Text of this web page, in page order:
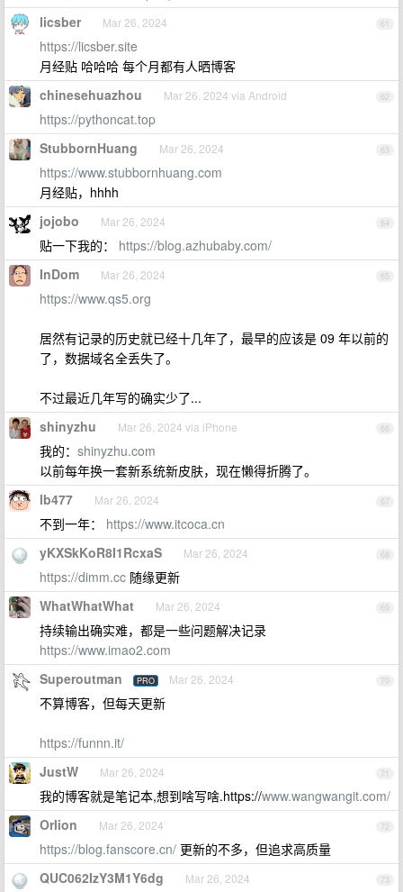
61
licsber Mar 26, 2024
https://licsber.site
月经贴 哈哈哈 每个月都有人晒博客
62
chinesehuazhou Mar 26, 2024 via Android
https://pythoncat.top
63
StubbornHuang Mar 26, 2024
https://www.stubbornhuang.com
月经贴，hhhh
64
jojobo Mar 26, 2024
贴一下我的： https://blog.azhubaby.com/
65
InDom Mar 26, 2024
https://www.qs5.org
居然有记录的历史就已经十几年了，最早的应该是 09 年以前的
了，数据域名全丢失了。
不过最近几年写的确实少了...
66
shinyzhu Mar 26, 2024 via iPhone
我的： shinyzhu.com
以前每年换一套新系统新皮肤，现在懒得折腾了。
67
lb477 Mar 26, 2024
不到一年： https://www.itcoca.cn
68
yKXSkKoR8I1RcxaS Mar 26, 2024
https://dimm.cc 随缘更新
69
WhatWhatWhat Mar 26, 2024
持续输出确实难，都是一些问题解决记录
https://www.imao2.com
70
Superoutman PRO Mar 26, 2024
不算博客，但每天更新
https://funnn.it/
71
JustW Mar 26, 2024
我的博客就是笔记本,想到啥写啥.https://www.wangwangit.com/
72
Orlion Mar 26, 2024
https://blog.fanscore.cn/ 更新的不多，但追求高质量
73
QUC062IzY3M1Y6dg Mar 26, 2024